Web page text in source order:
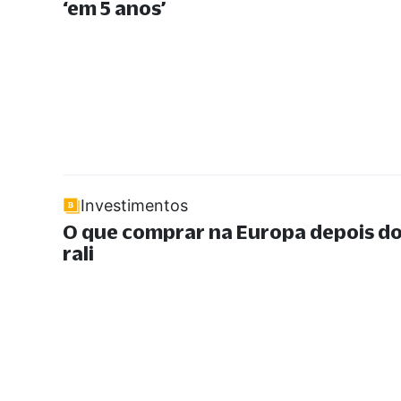
‘em 5 anos’
Investimentos
O que comprar na Europa depois
rali